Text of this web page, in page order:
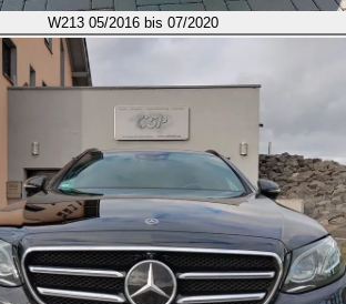
W213 05/2016 bis 07/2020